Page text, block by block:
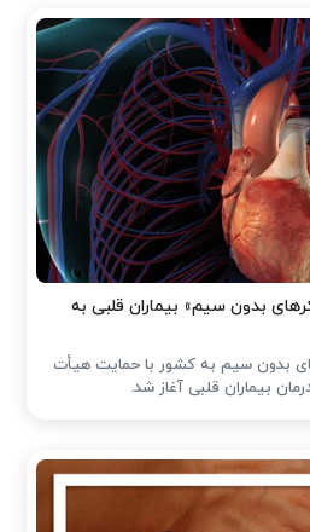
بدون سیم» بیماران قلبی به
بدون سیم به کشور با حمایت هیأت
بیماران قلبی آغاز شد.